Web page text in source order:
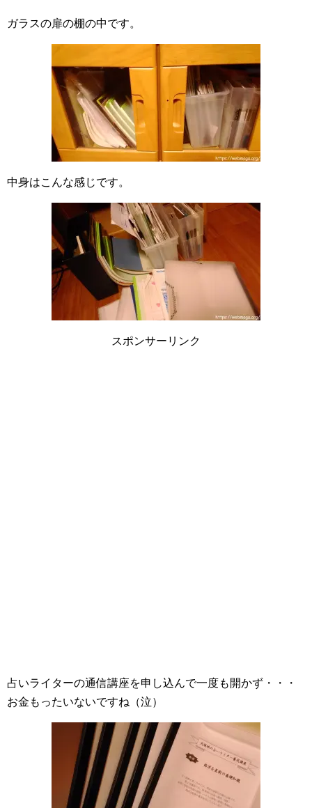
ガラスの扉の棚の中です。
中身はこんな感じです。
スポンサーリンク
占いライターの通信講座を申し込んで一度も開かず・・・
お金もったいないですね（泣）